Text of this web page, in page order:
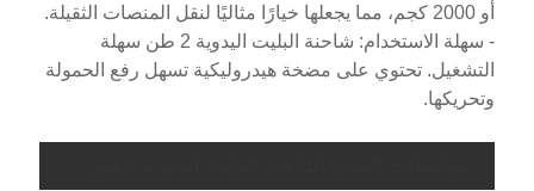
أو 2000 كجم، مما يجعلها خيارًا مثاليًا لنقل المنصات الثقيلة.
- سهلة الاستخدام: شاحنة البليت اليدوية 2 طن سهلة
التشغيل. تحتوي على مضخة هيدروليكية تسهل رفع الحمولة
وتحريكها.